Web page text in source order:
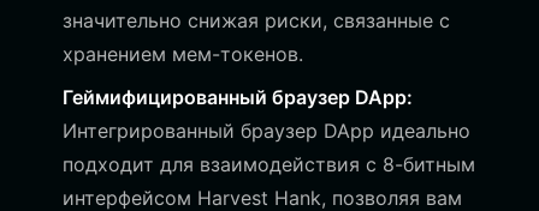
значительно снижая риски, связанные с
хранением мем-токенов.
Геймифицированный браузер DApp:
Интегрированный браузер DApp идеально
подходит для взаимодействия с 8-битным
интерфейсом Harvest Hank, позволяя вам